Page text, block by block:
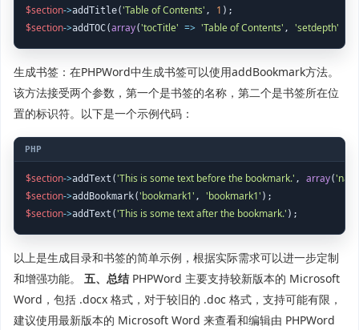
$section->addTitle('Table of Contents' , 1
$section->addTOC(array('tocTitle' => 'Table of Contents' , 'setdepth'
生成书签：在PHPWord中生成书签可以使用addBookmark方法。
该方法接受两个参数，第一个是书签的名称，第二个是书签所在位
置的标识符。以下是一个示例代码：
$section->addText('This is some text before the bookmark.' , array(
$section->addBookmark('bookmark1' , 'bookmark1'
$section->addText('This is some text after the bookmark.'
以上是生成目录和书签的简单示例，根据实际需求可以进一步定制
和增强功能。 五、总结 PHPWord 主要支持较新版本的 Microsoft
Word，包括 .docx 格式，对于较旧的 .doc 格式，支持可能有限，
建议使用最新版本的 Microsoft Word 来查看和编辑由 PHPWord